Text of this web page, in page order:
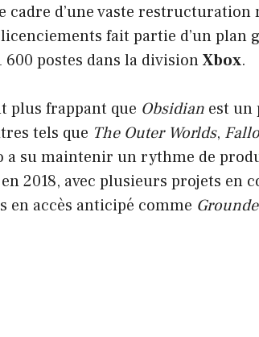
d’une vaste restructuration
fait partie d’un plan
postes dans la divisionXbox.
plus frappant que Obsidian est un
tels que The Outer Worlds,
a su maintenir un rythme de
2018, avec plusieurs projets en
en accès anticipé comme